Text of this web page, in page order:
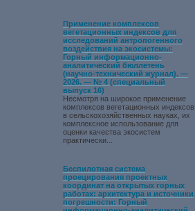
Применение комплексов
вегетационных индексов для
исследований антропогенного
воздействия на экосистемы:
Горный информационно-
аналитический бюллетень
(научно-технический журнал). —
2026. — № 4 (специальный
выпуск 16)
Несмотря на широкое применение
комплексов вегетационных индексов
в сельскохозяйственных науках, их
комплексное использование для
оценки качества экосистем
практически...
Беспилотная система
проецирования проектных
координат на открытых горных
работах: архитектура и источники
погрешности: Горный